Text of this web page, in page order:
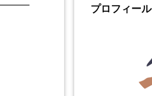
プロフィール